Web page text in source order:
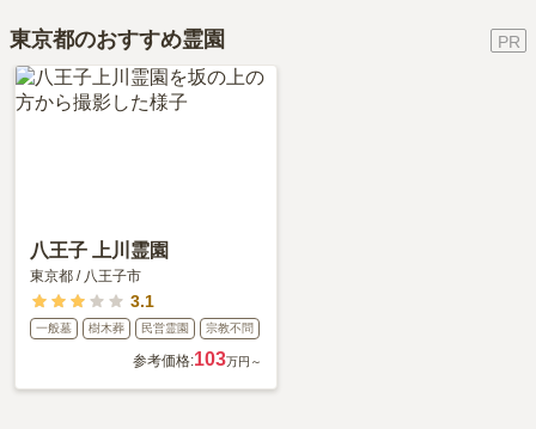
費用・デメリットを解説！』をご覧ください。
円です。
永代供養について詳しく知りたい方は『
解説！』をご覧ください。
東京都のおすすめ霊園
八王子 上川霊園
東京都 / 八王子市
3.1
一般墓 樹木葬 民営霊園 宗教不問
参考価格:103万円～